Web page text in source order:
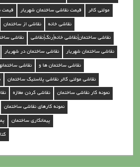
قیمت قیمت نقاشی ساختمان شهریار مولتی کالر
نقاشی از ساختمان نقاشی خانه
نقاشی نقاشی ساختمان|نقاشی خانه|رنگ|نقاشی
نقاشی ساختمان در شهریار نقاشی ساختمان شهریار
نقاشی نقاشی ساختمان ها و
نقاشی مولتی کالر نقاشی پلاستیک ساختمان
نقاشی کردن مغازه نمونه کار نقاشی ساختمان
نمونه کارهای نقاشی ساختمان
پیمانکاری ساختمان